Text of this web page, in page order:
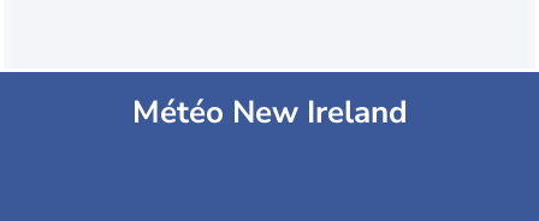
Météo New Ireland